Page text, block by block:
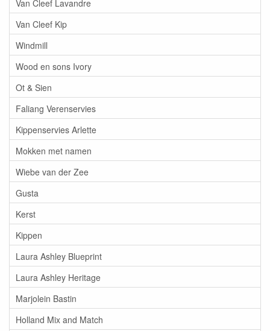
Van Cleef Lavandre
Van Cleef Kip
Windmill
Wood en sons Ivory
Ot & Sien
Faliang Verenservies
Kippenservies Arlette
Mokken met namen
Wiebe van der Zee
Gusta
Kerst
Kippen
Laura Ashley Blueprint
Laura Ashley Heritage
Marjolein Bastin
Holland Mix and Match